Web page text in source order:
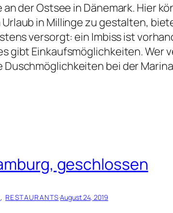
der Ostsee in Dänemark. Hier
in Millinge zu gestalten,
versorgt: ein Imbiss ist
gibt Einkaufsmöglichkeiten.
bei der
geschlossen
, RESTAURANTS·August 24, 2019